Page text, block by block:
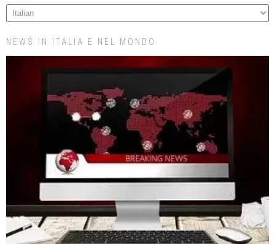
NEWS IN ITALIA E NEL MONDO